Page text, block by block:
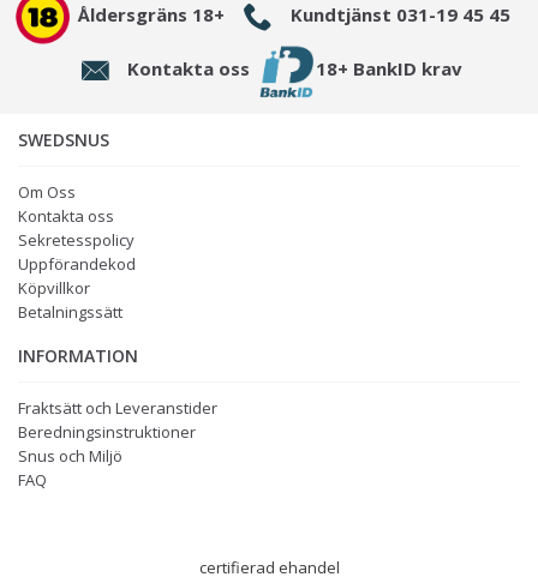
Åldersgräns 18+ Kundtjänst 031-19 45 45
Kontakta oss 18+ BankID krav
SWEDSNUS
Om Oss
Kontakta oss
Sekretesspolicy
Uppförandekod
Köpvillkor
Betalningssätt
INFORMATION
Fraktsätt och Leveranstider
Beredningsinstruktioner
Snus och Miljö
FAQ
certifierad ehandel